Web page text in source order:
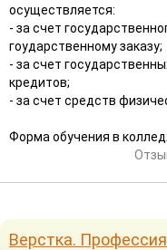
осуществляется:
- за счет
гоударственному заказу;
- за счет
кредитов;
- за счет средств
Форма обучения в
Верстка.